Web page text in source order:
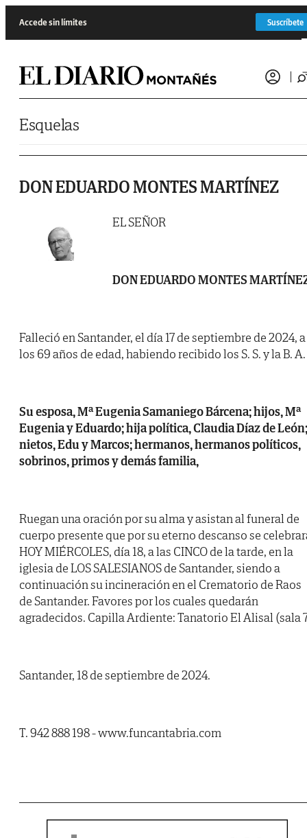
Accede sin límites Suscríbete
Esquelas
DON EDUARDO MONTES MARTÍNEZ
EL SEÑOR
DON EDUARDO MONTES
Falleció en Santander, el día 17 de septiembre de 2024, a
los 69 años de edad, habiendo recibido los S. S. y la B. A.
Su esposa, Mª Eugenia Samaniego Bárcena; hijos, Mª
Eugenia y Eduardo; hija política, Claudia Díaz de León;
nietos, Edu y Marcos; hermanos, hermanos políticos,
sobrinos, primos y demás familia,
Ruegan una oración por su alma y asistan al funeral de
cuerpo presente que por su eterno descanso se
HOY MIÉRCOLES, día 18, a las CINCO de la tarde, en la
iglesia de LOS SALESIANOS de Santander, siendo a
continuación su incineración en el Crematorio de Raos
de Santander. Favores por los cuales quedarán
agradecidos. Capilla Ardiente: Tanatorio El Alisal (sala
Santander, 18 de septiembre de 2024.
T. 942 888 198 - www.funcantabria.com